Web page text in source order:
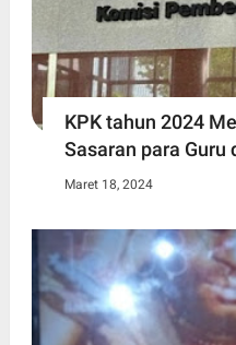
KPK tahun 2024
Sasaran para Guru
Maret 18, 2024